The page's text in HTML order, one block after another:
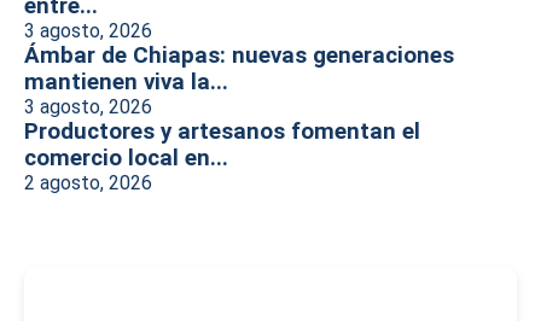
entre...
3 agosto, 2026
Ámbar de Chiapas: nuevas generaciones
mantienen viva la...
3 agosto, 2026
Productores y artesanos fomentan el
comercio local en...
2 agosto, 2026